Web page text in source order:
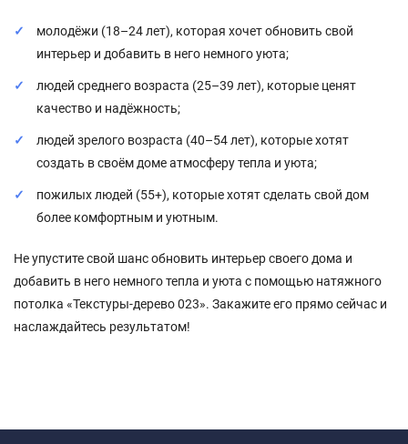
молодёжи (18–24 лет), которая хочет обновить свой
интерьер и добавить в него немного уюта;
людей среднего возраста (25–39 лет), которые ценят
качество и надёжность;
людей зрелого возраста (40–54 лет), которые хотят
создать в своём доме атмосферу тепла и уюта;
пожилых людей (55+), которые хотят сделать свой дом
более комфортным и уютным.
Не упустите свой шанс обновить интерьер своего дома и
добавить в него немного тепла и уюта с помощью натяжного
потолка «Текстуры-дерево 023». Закажите его прямо сейчас и
наслаждайтесь результатом!